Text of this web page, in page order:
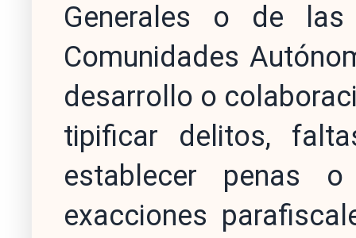
Generales o de
Comunidades
desarrollo o
tipificar delitos,
establecer penas
exacciones